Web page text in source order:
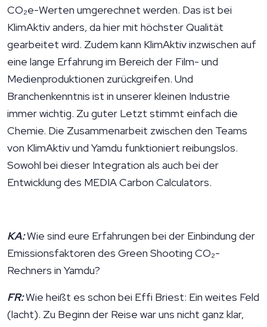
CO₂e-Werten umgerechnet werden. Das ist bei
KlimAktiv anders, da hier mit höchster Qualität
gearbeitet wird. Zudem kann KlimAktiv inzwischen auf
eine lange Erfahrung im Bereich der Film- und
Medienproduktionen zurückgreifen. Und
Branchenkenntnis ist in unserer kleinen Industrie
immer wichtig. Zu guter Letzt stimmt einfach die
Chemie. Die Zusammenarbeit zwischen den Teams
von KlimAktiv und Yamdu funktioniert reibungslos.
Sowohl bei dieser Integration als auch bei der
Entwicklung des MEDIA Carbon Calculators.
KA:Wie sind eure Erfahrungen bei der Einbindung der
Emissionsfaktoren des Green Shooting CO₂-
Rechners in Yamdu?
FR:Wie heißt es schon bei Effi Briest: Ein weites Feld
(lacht). Zu Beginn der Reise war uns nicht ganz klar,